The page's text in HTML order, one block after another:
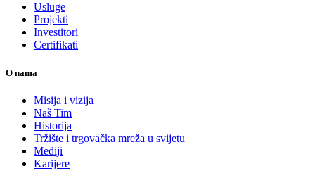
Usluge
Projekti
Investitori
Certifikati
O nama
Misija i vizija
Naš Tim
Historija
Tržište i trgovačka mreža u svijetu
Mediji
Karijere